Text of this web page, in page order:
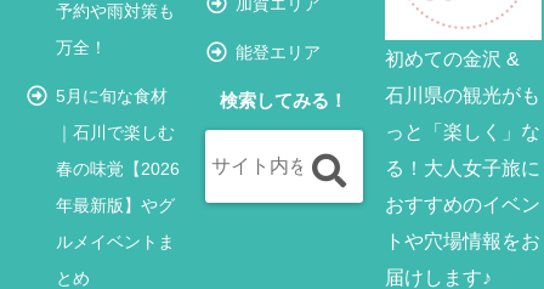
予約や雨対策も
万全！
5月に旬な食材
｜石川で楽しむ
春の味覚【2026
年最新版】やグ
ルメイベントま
とめ
能登エリア
検索してみる！
初めての金沢 &
石川県の観光がも
っと「楽しく」な
る！大人女子旅に
おすすめのイベン
トや穴場情報をお
届けします♪